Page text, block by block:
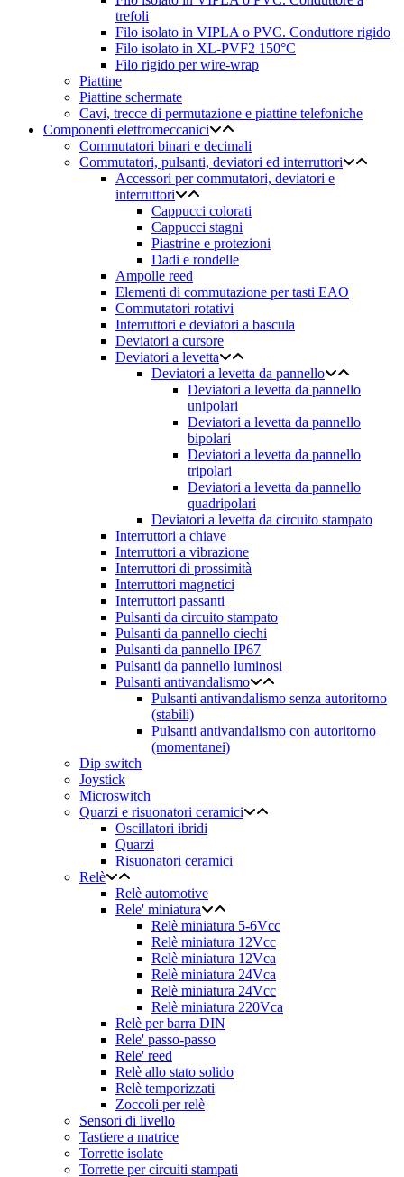
trefoli
Filo isolato in VIPLA o PVC. Conduttore rigido
Filo isolato in XL-PVF2 150°C
Filo rigido per wire-wrap
Piattine
Piattine schermate
Cavi, trecce di permutazione e piattine telefoniche
Componenti elettromeccanici
Commutatori binari e decimali
Commutatori, pulsanti, deviatori ed interruttori
Accessori per commutatori, deviatori e
interruttori
Cappucci colorati
Cappucci stagni
Piastrine e protezioni
Dadi e rondelle
Ampolle reed
Elementi di commutazione per tasti EAO
Commutatori rotativi
Interruttori e deviatori a bascula
Deviatori a cursore
Deviatori a levetta
Deviatori a levetta da pannello
Deviatori a levetta da pannello
unipolari
Deviatori a levetta da pannello
bipolari
Deviatori a levetta da pannello
tripolari
Deviatori a levetta da pannello
quadripolari
Deviatori a levetta da circuito stampato
Interruttori a chiave
Interruttori a vibrazione
Interruttori di prossimità
Interruttori magnetici
Interruttori passanti
Pulsanti da circuito stampato
Pulsanti da pannello ciechi
Pulsanti da pannello IP67
Pulsanti da pannello luminosi
Pulsanti antivandalismo
Pulsanti antivandalismo senza autoritorno
(stabili)
Pulsanti antivandalismo con autoritorno
(momentanei)
Dip switch
Joystick
Microswitch
Quarzi e risuonatori ceramici
Oscillatori ibridi
Quarzi
Risuonatori ceramici
Relè
Relè automotive
Rele' miniatura
Relè miniatura 5-6Vcc
Relè miniatura 12Vcc
Relè miniatura 12Vca
Relè miniatura 24Vca
Relè miniatura 24Vcc
Relè miniatura 220Vca
Relè per barra DIN
Rele' passo-passo
Rele' reed
Relè allo stato solido
Relè temporizzati
Zoccoli per relè
Sensori di livello
Tastiere a matrice
Torrette isolate
Torrette per circuiti stampati